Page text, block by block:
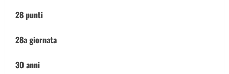
28 punti
28a giornata
30 anni